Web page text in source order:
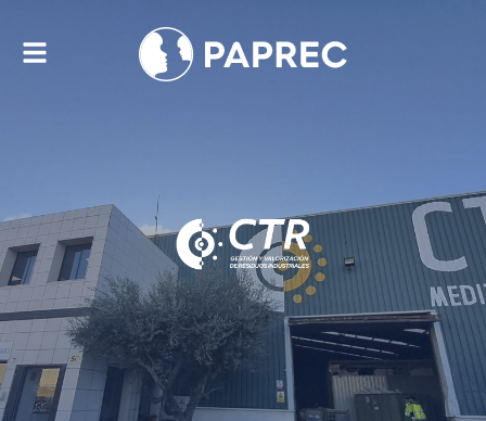
Alternar
navegación